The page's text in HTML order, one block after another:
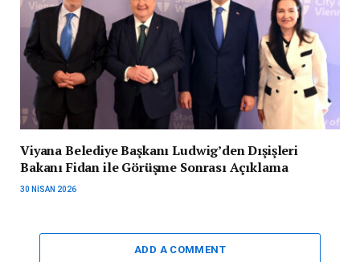
Viyana Belediye Başkanı Ludwig’den Dışişleri
Bakanı Fidan ile Görüşme Sonrası Açıklama
30 NISAN 2026
ADD A COMMENT